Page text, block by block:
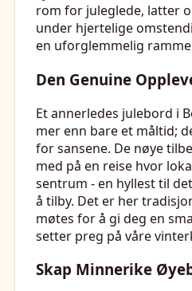
rom for juleglede, latter
under hjertelige
en uforglemmelig
Den Genuine
Et annerledes julebord i
mer enn bare et måltid;
for sansene. De nøye
med på en reise hvor
sentrum - en hyllest til
å tilby. Det er her
møtes for å gi deg en
setter preg på våre
Skap Minnerike